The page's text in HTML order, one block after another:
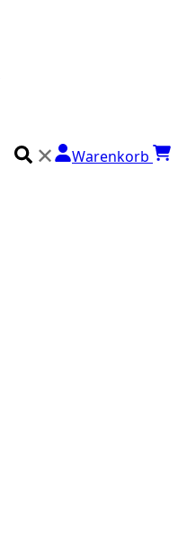
✕ Warenkorb